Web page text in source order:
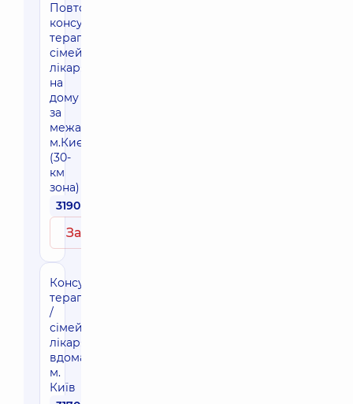
Повторна
консультація
терапевта/
сімейного
лікаря
на
дому
за
межами
м.Києва
(30-
км
зона)
3190 грн
Записатись
Консультація
терапевта
/
сімейного
лікаря
вдома,
м.
Київ